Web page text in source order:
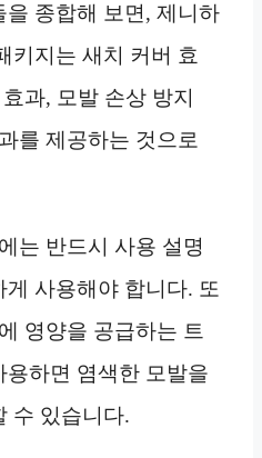
종합해 보면, 제니하
키지는 새치 커버 효
과, 모발 손상 방지
를 제공하는 것으로
는 반드시 사용 설명
사용해야 합니다. 또
영양을 공급하는 트
하면 염색한 모발을
수 있습니다.